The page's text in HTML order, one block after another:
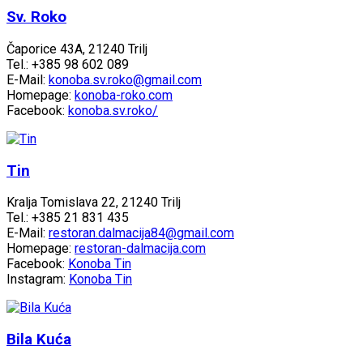
Sv. Roko
Čaporice 43A, 21240 Trilj
Tel.: +385 98 602 089
E-Mail: konoba.sv.roko@gmail.com
Homepage: konoba-roko.com
Facebook: konoba.sv.roko/
Tin
Kralja Tomislava 22, 21240 Trilj
Tel.: +385 21 831 435
E-Mail: restoran.dalmacija84@gmail.com
Homepage: restoran-dalmacija.com
Facebook: Konoba Tin
Instagram: Konoba Tin
Bila Kuća